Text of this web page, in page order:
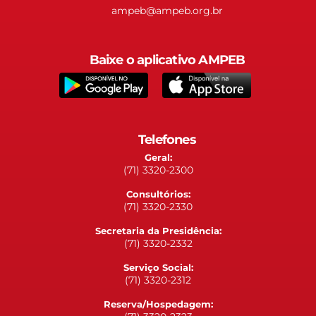
ampeb@ampeb.org.br
Baixe o aplicativo AMPEB
Telefones
Geral:
(71) 3320-2300
Consultórios:
(71) 3320-2330
Secretaria da Presidência:
(71) 3320-2332
Serviço Social:
(71) 3320-2312
Reserva/Hospedagem: